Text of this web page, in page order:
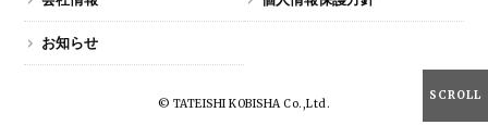
SCROLL
お知らせ
© TATEISHI KOBISHA Co.,Ltd.